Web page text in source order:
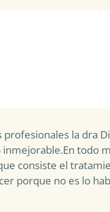
profesionales la dra
inmejorable.En todo
consiste el
porque no es lo